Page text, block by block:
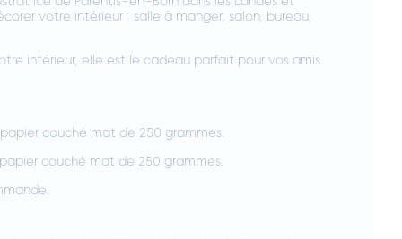
votre intérieur : salle à manger, salon, bureau,
intérieur, elle est le cadeau parfait pour vos amis
couché mat de 250 grammes.
couché mat de 250 grammes.